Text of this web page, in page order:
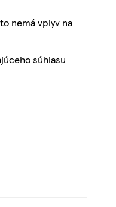
nemá vplyv na
súhlasu